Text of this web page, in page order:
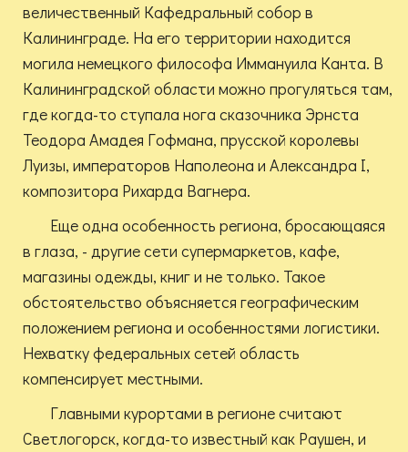
величественный Кафедральный собор в
Калининграде. На его территории находится
могила немецкого философа Иммануила Канта. В
Калининградской области можно прогуляться там,
где когда-то ступала нога сказочника Эрнста
Теодора Амадея Гофмана, прусской королевы
Луизы, императоров Наполеона и Александра I,
композитора Рихарда Вагнера.
Еще одна особенность региона, бросающаяся
в глаза, - другие сети супермаркетов, кафе,
магазины одежды, книг и не только. Такое
обстоятельство объясняется географическим
положением региона и особенностями логистики.
Нехватку федеральных сетей область
компенсирует местными.
Главными курортами в регионе считают
Светлогорск, когда-то известный как Раушен, и